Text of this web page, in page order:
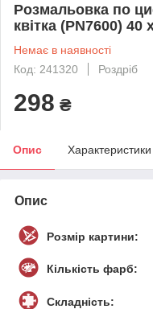
Розмальовка по
квітка (PN7600) 40
Немає в наявності
Код: 241320
Роздріб
298 ₴
Опис Характеристики
Опис
Розмір картини:
Кількість фарб:
Складність: